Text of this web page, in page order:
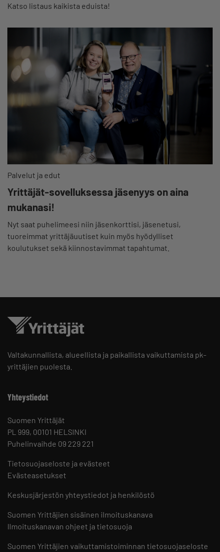
Katso listaus kaikista eduista!
Palvelut ja edut
Yrittäjät-sovelluksessa jäsenyys on aina
mukanasi!
Nyt saat puhelimeesi niin jäsenkorttisi, jäsenetusi,
tuoreimmat yrittäjäuutiset kuin myös hyödylliset
koulutukset sekä kiinnostavimmat tapahtumat.
Valtakunnallista, alueellista ja paikallista vaikuttamista pk-
yrittäjien puolesta.
Yhteystiedot
Suomen Yrittäjät
PL 999, 00101 HELSINKI
Puhelinvaihde 09 229 221
Tietosuojaseloste ja evästeet
Evästeasetukset
Keskusjärjestön yhteystiedot ja henkilöstö
Suomen Yrittäjien sisäinen ilmoituskanava
Ilmoituskanavan ohjeet ja tietosuoja
Suomen Yrittäjien vaikuttamistoiminnan tietosuojaseloste